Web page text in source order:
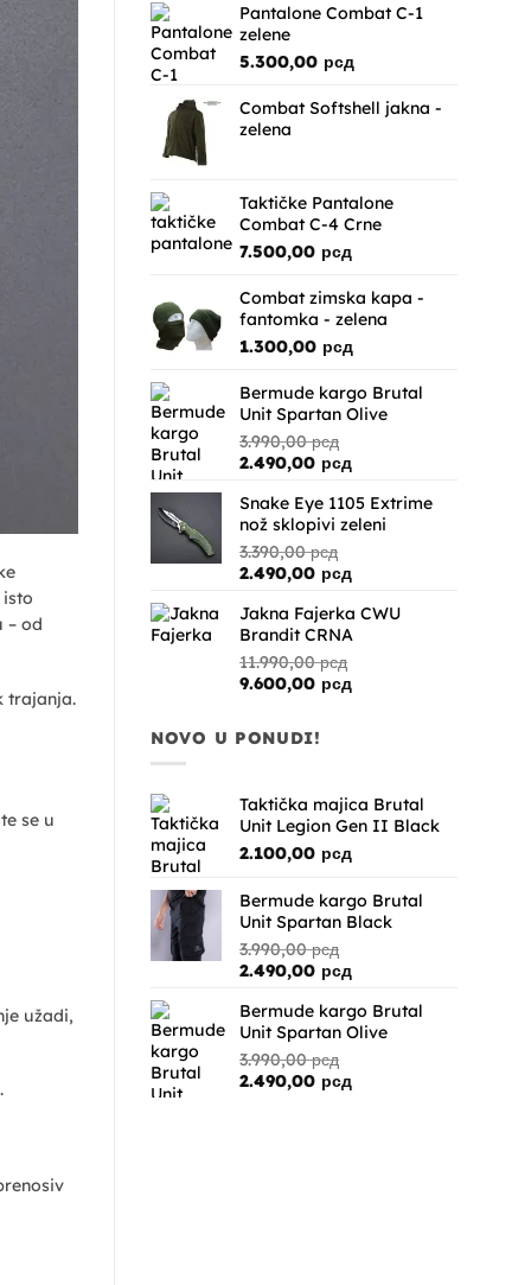
– od
trajanja.
se u
užadi,
je
bila:
4.490,00 рсд.
je:
Pantalone Combat C-1
zelene
5.300,00 рсд
Combat Softshell jakna -
zelena
Taktičke Pantalone
Combat C-4 Crne
7.500,00 рсд
Combat zimska kapa -
fantomka - zelena
1.300,00 рсд
Bermude kargo Brutal
Unit Spartan Olive
3.990,00рсд
Originalna
je
bila:
3.990,00 рсд.
2.490,00 рсд
je:
2.490,00 рсд.
Snake Eye 1105 Extrime
nož sklopivi zeleni
3.390,00рсд
Originalna
je
bila:
3.390,00 рсд.
2.490,00 рсд
je:
2.490,00 рсд.
Jakna Fajerka CWU
Brandit CRNA
11.990,00рсд
Originalna
bila:
9.600,00 рсд
NOVO U PONUDI!
Taktička majica Brutal
Unit Legion Gen II Black
2.100,00 рсд
Bermude kargo Brutal
Unit Spartan Black
3.990,00рсд
Originalna
je
bila:
3.990,00 рсд.
2.490,00 рсдTrenutna
je:
2.490,00 рсд.
Bermude kargo Brutal
Unit Spartan Olive
3.990,00рсд
Originalna
2.490,00 рсдTrenutna